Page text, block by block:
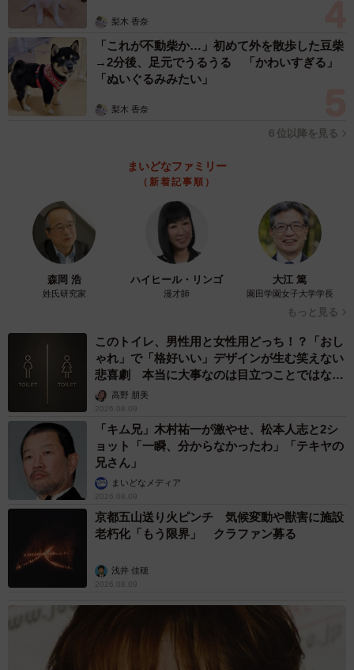
梨木 香奈
「これが不動柴か…」初めて外を散歩した豆柴
→2分後、足元でうるうる 「かわいすぎる」
「ぬいぐるみみたい」
梨木 香奈
６位以降を見る
まいどなファミリー
（新着記事順）
森岡 浩
姓氏研究家
ハイヒール・リンゴ
漫才師
大江 篤
園田学園女子大学学長
もっと見る
このトイレ、男性用と女性用どっち！？「おし
ゃれ」で「格好いい」デザインが生む笑えない
悲喜劇 本当に大事なのは目立つことではな
く…高野 朋美
2026.08.09
「キム兄」木村祐一が激やせ、松本人志と2シ
ョット「一瞬、分からなかったわ」「テキヤの
兄さん」
まいどなメディア
2026.08.09
京都五山送り火ピンチ 気候変動や獣害に施設
老朽化「もう限界」 クラファン募る
浅井 佳穂
2026.08.09